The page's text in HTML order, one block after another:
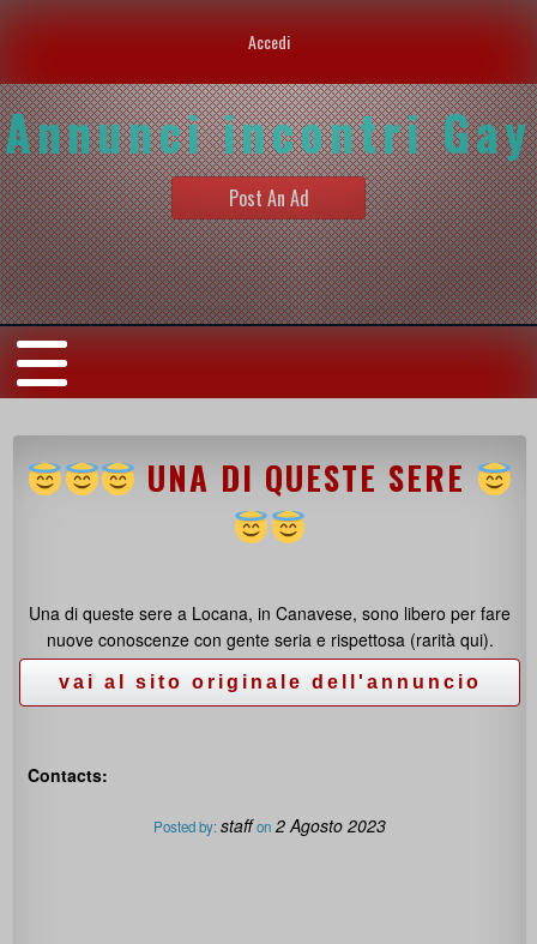
Accedi
Annunci incontri Gay
Post An Ad
UNA DI QUESTE SERE
Una di queste sere a Locana, in Canavese, sono libero per fare
nuove conoscenze con gente seria e rispettosa (rarità qui).
Contacts:
Posted by:staff on 2 Agosto 2023